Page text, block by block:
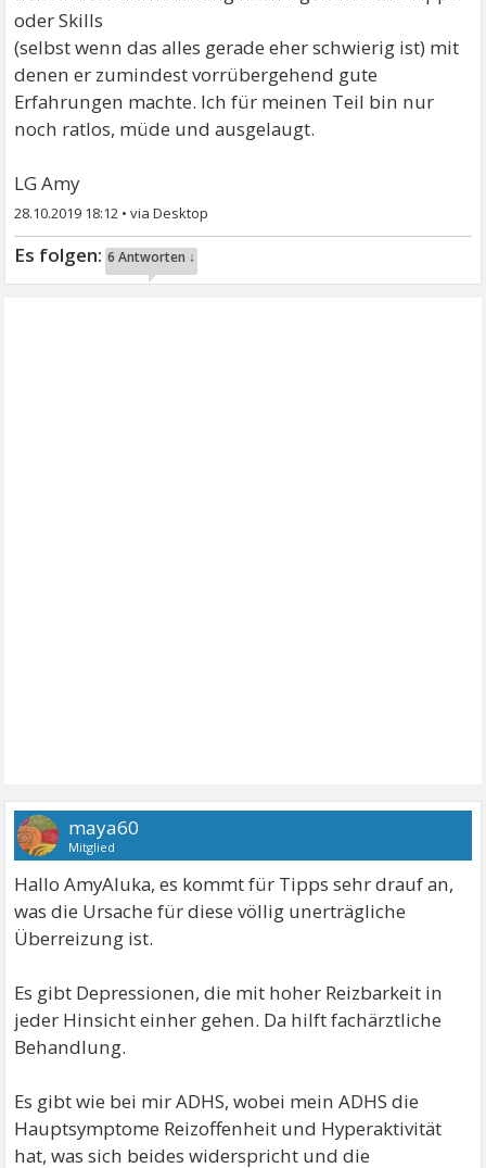
oder Skills
(selbst wenn das alles gerade eher schwierig ist) mit
denen er zumindest vorrübergehend gute
Erfahrungen machte. Ich für meinen Teil bin nur
noch ratlos, müde und ausgelaugt.
LG Amy
28.10.2019 18:12 •
6 Antworten ↓
maya60
Mitglied
Hallo AmyAluka, es kommt für Tipps sehr drauf an,
was die Ursache für diese völlig unerträgliche
Überreizung ist.
Es gibt Depressionen, die mit hoher Reizbarkeit in
jeder Hinsicht einher gehen. Da hilft fachärztliche
Behandlung.
Es gibt wie bei mir ADHS, wobei mein ADHS die
Hauptsymptome Reizoffenheit und Hyperaktivität
hat, was sich beides widerspricht und die